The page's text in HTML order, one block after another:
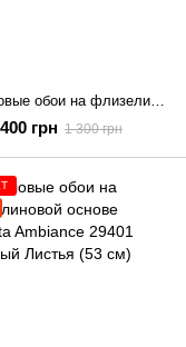
400 грн 1 300 грн